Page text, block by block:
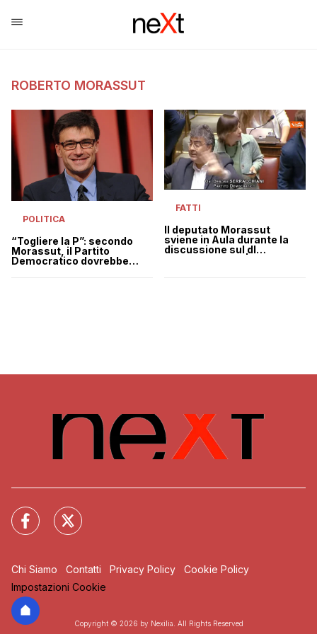
ROBERTO MORASSUT
POLITICA
“Togliere la P”: secondo
Morassut, il Partito
Democratico dovrebbe
FATTI
Il deputato Morassut
sviene in Aula durante la
discussione sul dl
Chi Siamo Contatti Privacy Policy
Cookie Policy
Impostazioni Cookie
Copyright © 2026 by Nexilia. All Rights Reserved